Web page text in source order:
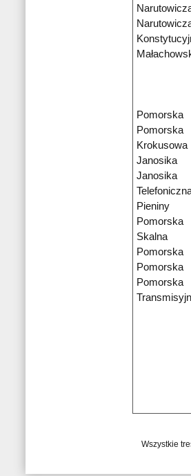
Pomorska
Pomorska
Krokusowa
Janosika
Janosika
Pieniny
Pomorska
Skalna
Pomorska
Pomorska
Pomorska
Wszystkie